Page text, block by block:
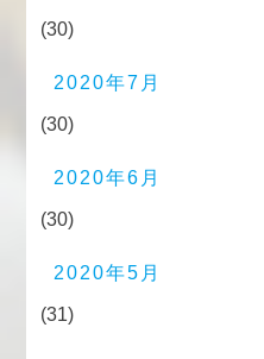
(30)
2020年7月
(30)
2020年6月
(30)
2020年5月
(31)